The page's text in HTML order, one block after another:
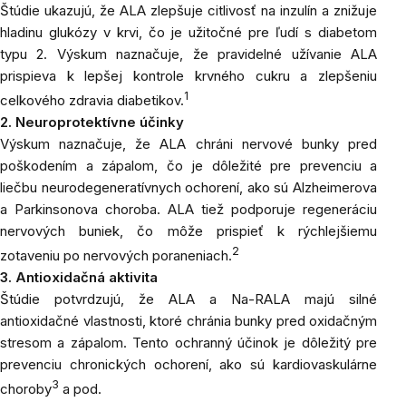
Štúdie ukazujú, že ALA zlepšuje citlivosť na inzulín a znižuje
hladinu glukózy v krvi, čo je užitočné pre ľudí s diabetom
typu 2. Výskum naznačuje, že pravidelné užívanie ALA
prispieva k lepšej kontrole krvného cukru a zlepšeniu
celkového zdravia diabetikov.1
2. Neuroprotektívne účinky
Výskum naznačuje, že ALA chráni nervové bunky pred
poškodením a zápalom, čo je dôležité pre prevenciu a
liečbu neurodegeneratívnych ochorení, ako sú Alzheimerova
a Parkinsonova choroba. ALA tiež podporuje regeneráciu
nervových buniek, čo môže prispieť k rýchlejšiemu
zotaveniu po nervových poraneniach.2
3. Antioxidačná aktivita
Štúdie potvrdzujú, že ALA a Na-RALA majú silné
antioxidačné vlastnosti, ktoré chránia bunky pred oxidačným
stresom a zápalom. Tento ochranný účinok je dôležitý pre
prevenciu chronických ochorení, ako sú kardiovaskulárne
choroby3 a pod.